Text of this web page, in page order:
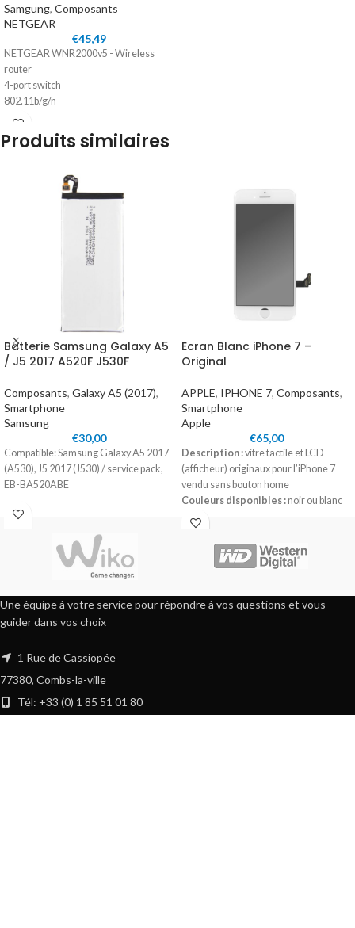
Samgung, Composants
NETGEAR
€45,49
NETGEAR WNR2000v5 - Wireless
router
4-port switch
802.11b/g/n
2.4 GHz
Produits similaires
Batterie Samsung Galaxy A5
/ J5 2017 A520F J530F
Composants, Galaxy A5 (2017),
Smartphone
Samsung
€30,00
Compatible: Samsung Galaxy A5 2017
(A530), J5 2017 (J530) / service pack,
EB-BA520ABE
Ecran Blanc iPhone 7 –
Original
APPLE, IPHONE 7, Composants,
Smartphone
Apple
€65,00
Description :vitre tactile et LCD
(afficheur) originaux pour l’iPhone 7
vendu sans bouton home
Couleurs disponibles :noir ou blanc
Compatibilités :
A1778 ou A1779
Une équipe à votre service pour répondre à vos questions et vous
guider dans vos choix
1 Rue de Cassiopée
77380, Combs-la-ville
Tél: +33 (0) 1 85 51 01 80